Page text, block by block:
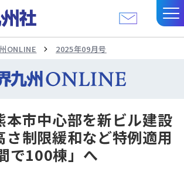
ONLINE 2025年09月号
本市中心部を新ビル建設
さ制限緩和など特例適用
で100棟」へ